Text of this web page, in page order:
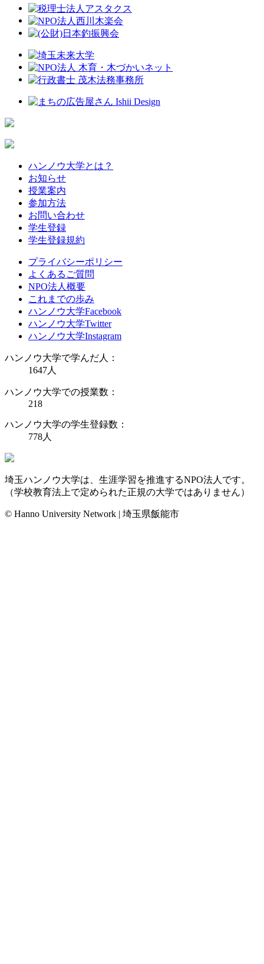
ハンノウ大学とは？
お知らせ
授業案内
参加方法
お問い合わせ
学生登録
学生登録規約
プライバシーポリシー
よくあるご質問
NPO法人概要
これまでの歩み
ハンノウ大学Facebook
ハンノウ大学Twitter
ハンノウ大学Instagram
ハンノウ大学で学んだ人：
1647人
ハンノウ大学での授業数：
218
ハンノウ大学の学生登録数：
778人
埼玉ハンノウ大学は、生涯学習を推進するNPO法人です。
（学校教育法上で定められた正規の大学ではありません）
© Hanno University Network | 埼玉県飯能市